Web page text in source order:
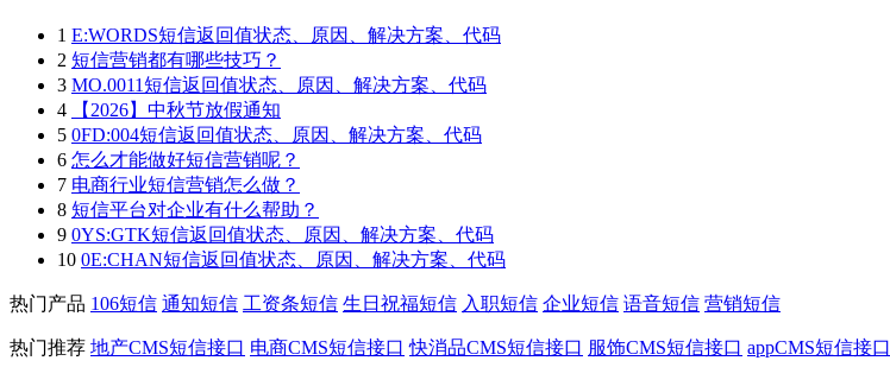
1 E:WORDS短信返回值状态、原因、解决方案、代码
2 短信营销都有哪些技巧？
3 MO.0011短信返回值状态、原因、解决方案、代码
4
【2026】中秋节放假通知
5 0FD:004短信返回值状态、原因、解决方案、代码
6 怎么才能做好短信营销呢？
7 电商行业短信营销怎么做？
8 短信平台对企业有什么帮助？
9 0YS:GTK短信返回值状态、原因、解决方案、代码
10 0E:CHAN短信返回值状态、原因、解决方案、代码
热门产品 106短信 通知短信 工资条短信 生日祝福短信 入职短信 企业短信 语音短信 营销短信
热门推荐 地产CMS短信接口 电商CMS短信接口 快消品CMS短信接口 服饰CMS短信接口 appCMS短信接口